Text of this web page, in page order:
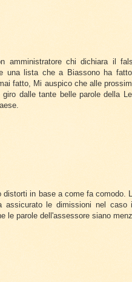
amministratore chi dichiara il
una lista che a Biassono ha
fatto, Mi auspico che alle
dalle tante belle parole della
in base a come fa comodo.
assicurato le dimissioni nel
le parole dell'assessore siano